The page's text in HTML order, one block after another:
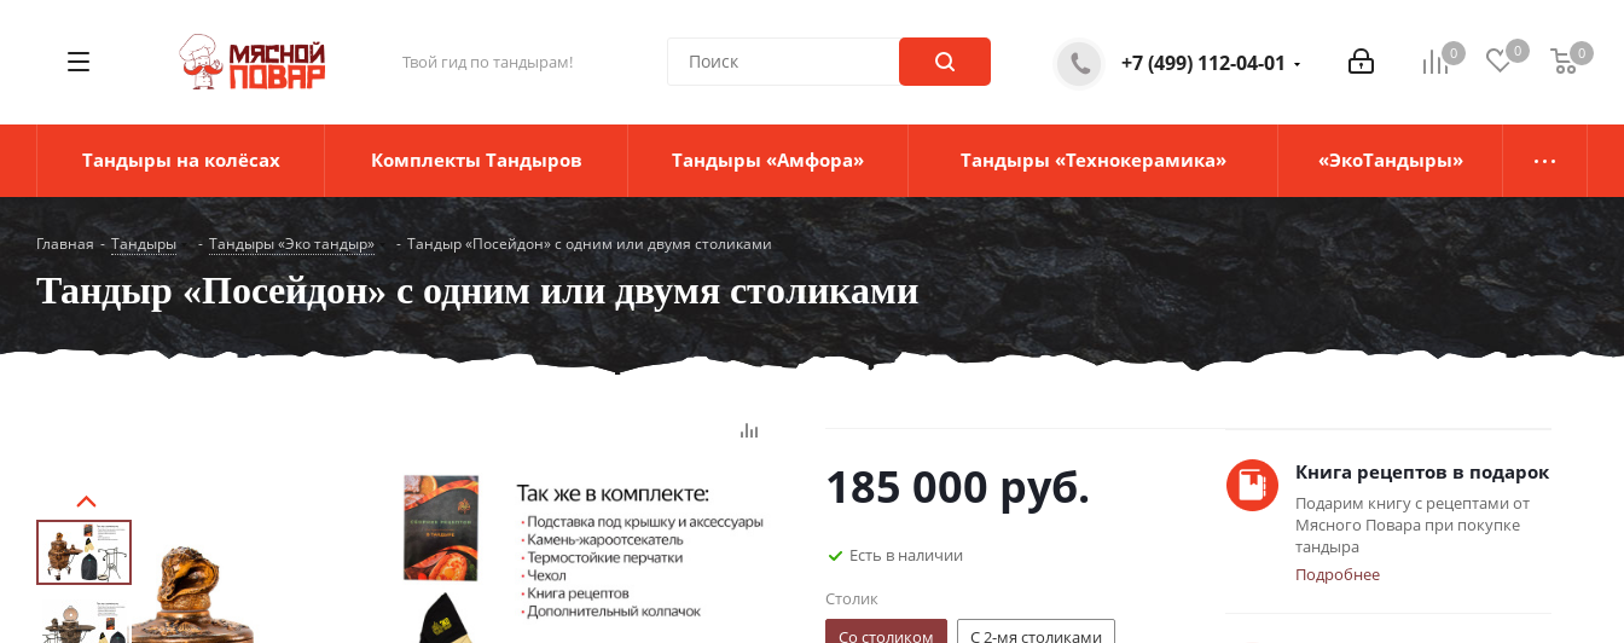
Твой гид по тандырам! 0 0 0
0
+7 (499) 112-04-01
Тандыры на колёсах Комплекты Тандыров Тандыры «Амфора» Тандыры «Технокерамика» «ЭкоТандыры»
Главная - Тандыры - Тандыры «Эко тандыр» - Тандыр «Посейдон» с одним или двумя столиками
Тандыр «Посейдон» с одним или двумя столиками
Книга рецептов в подарок
Подарим книгу с рецептами от
Мясного Повара при покупке
тандыра
Подробнее
185 000 руб.
Есть в наличии
Столик
Со столиком
С 2-мя столиками